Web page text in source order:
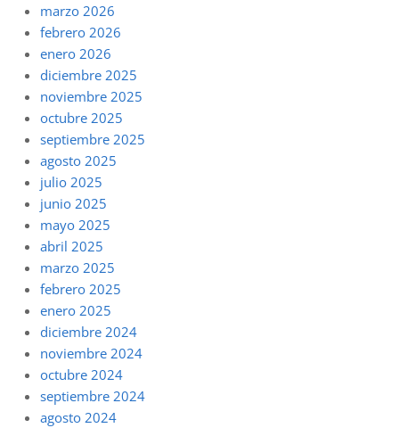
marzo 2026
febrero 2026
enero 2026
diciembre 2025
noviembre 2025
octubre 2025
septiembre 2025
agosto 2025
julio 2025
junio 2025
mayo 2025
abril 2025
marzo 2025
febrero 2025
enero 2025
diciembre 2024
noviembre 2024
octubre 2024
septiembre 2024
agosto 2024